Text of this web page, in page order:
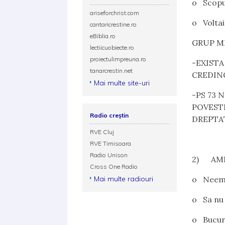
o
o
GRUP
-
-PS 73
2)
o
o Sa
o
ariseforchrist.com
cantaricrestine.ro
eBiblia.ro
lectiicuobiecte.ro
proiectulimpreuna.ro
tanarcrestin.net
Mai multe site-uri
Radio creștin
RVE Cluj
RVE Timisoara
Radio Unison
Cross One Radio
Mai multe radiouri